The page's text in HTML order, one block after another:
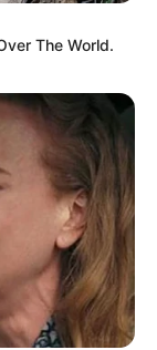
The World.